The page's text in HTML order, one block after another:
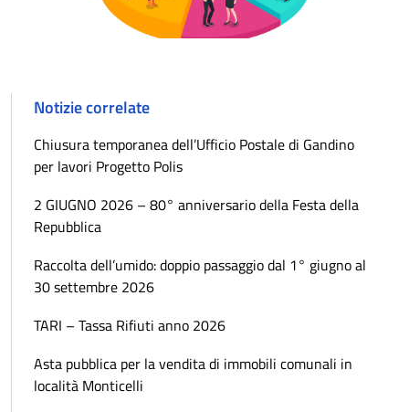
Notizie correlate
Chiusura temporanea dell’Ufficio Postale di Gandino
per lavori Progetto Polis
2 GIUGNO 2026 – 80° anniversario della Festa della
Repubblica
Raccolta dell’umido: doppio passaggio dal 1° giugno al
30 settembre 2026
TARI – Tassa Rifiuti anno 2026
Asta pubblica per la vendita di immobili comunali in
località Monticelli